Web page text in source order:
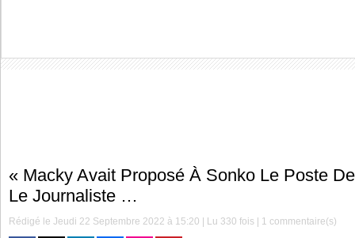
« Macky Avait Proposé À Sonko Le Poste
Le Journaliste …
Rédigé le Jeudi 22 Septembre 2022 à 15:20 | Lu 330 fois | 1 commentaire(s)